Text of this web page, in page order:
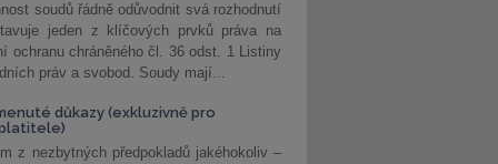
soudů řádně odůvodnit svá rozhodnutí
jeden z klíčových prvků práva na
ochranu chráněného čl. 36 odst. 1 Listiny
práv a svobod. Soudy mají...
důkazy (exkluzivně pro
z nezbytných předpokladů jakéhokoliv –